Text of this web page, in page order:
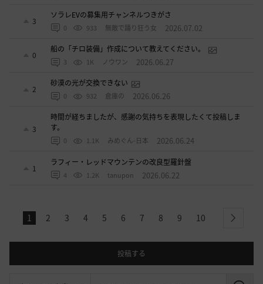
3
ソラレEVの募集用チャンネルつきがさ
0 933 無敵で踊り狂う女 2026.07.02
0
船の「チロ装備」作成について教えてください。
3 1K ノウワン 2026.06.27
2
砂漠の光が交換できない
0 932 倉庫の 2026.06.26
3
時間が経ちましたが、感謝の気持ちを表現したくて投稿しま
す。
0 1.1K みめぐん-日本 2026.06.24
1
ラフィー・レッドマウンテンの改良型羅針盤
4 1.2K tanupon 2026.06.22
1 2 3 4 5 6 7 8 9 10 next
投稿する